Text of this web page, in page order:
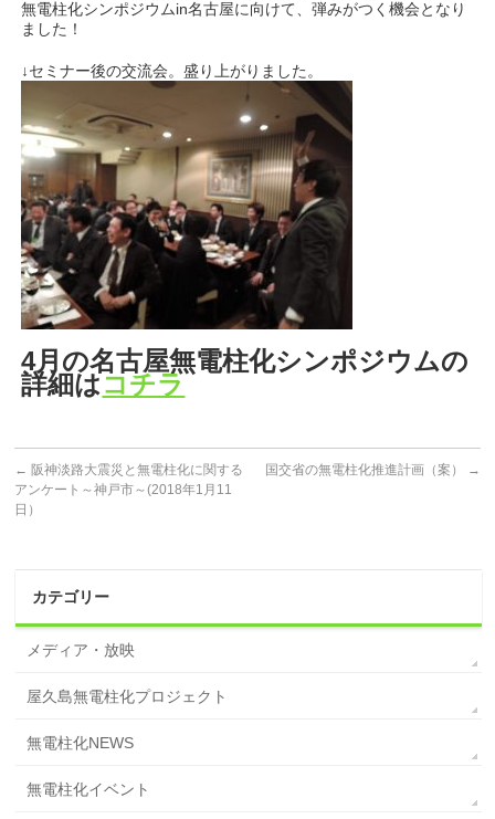
無電柱化シンポジウムin名古屋に向けて、弾みがつく機会となり
ました！
↓セミナー後の交流会。盛り上がりました。
4月の名古屋無電柱化シンポジウムの
詳細はコチラ
← 阪神淡路大震災と無電柱化に関する
アンケート～神戸市～(2018年1月11
日）
国交省の無電柱化推進計画（案） →
カテゴリー
メディア・放映
屋久島無電柱化プロジェクト
無電柱化NEWS
無電柱化イベント